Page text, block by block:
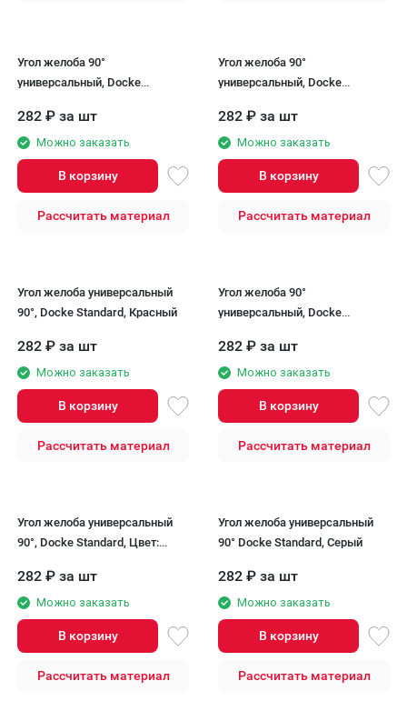
Угол желоба 90°
универсальный, Docke
282 ₽ за шт
Можно заказать
В корзину
Рассчитать материал
Угол желоба 90°
универсальный, Docke
282 ₽ за шт
Можно заказать
В корзину
Рассчитать материал
Угол желоба универсальный
90°, Docke Standard, Красный
282 ₽ за шт
Можно заказать
В корзину
Рассчитать материал
Угол желоба 90°
универсальный, Docke
коричневый.
282 ₽ за шт
Можно заказать
В корзину
Рассчитать материал
Угол желоба универсальный
90°, Docke Standard, Цвет:
282 ₽ за шт
Можно заказать
В корзину
Рассчитать материал
Угол желоба универсальный
90° Docke Standard, Серый
282 ₽ за шт
Можно заказать
В корзину
Рассчитать материал